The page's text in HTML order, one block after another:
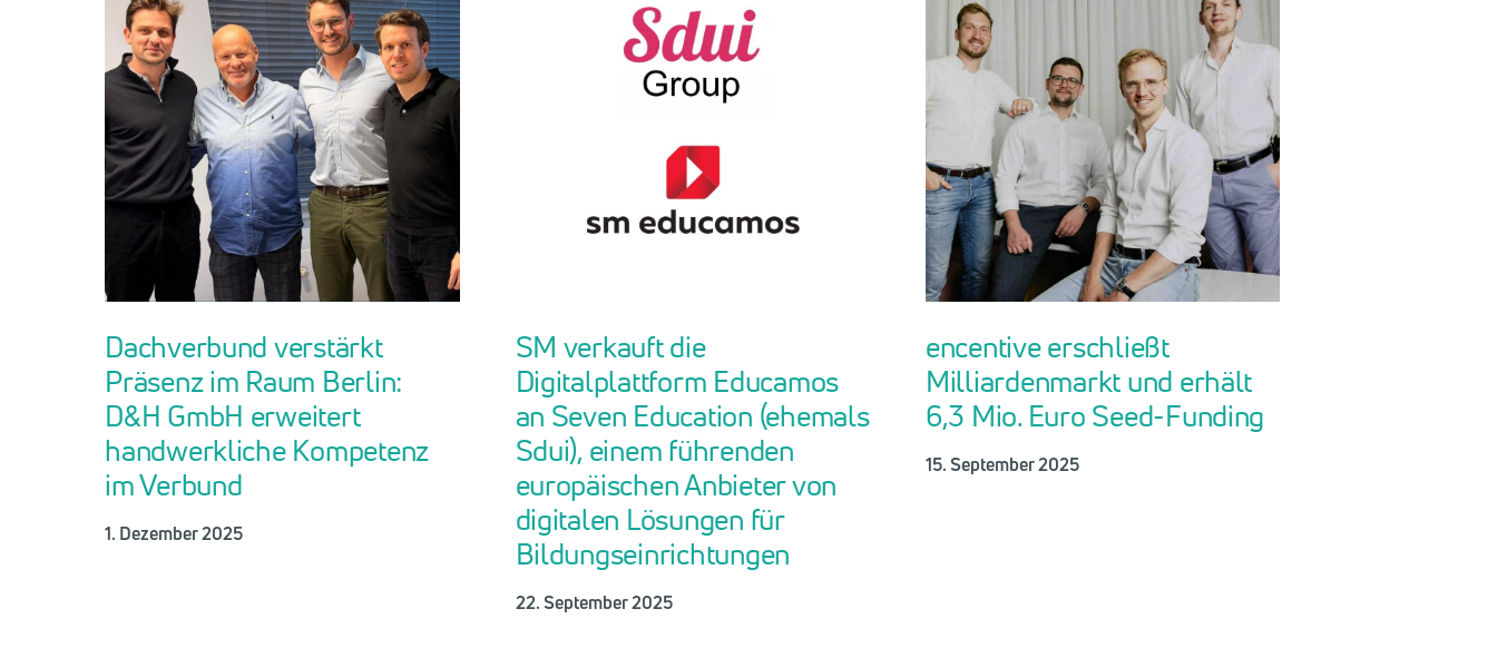
Dachverbund verstärkt
Präsenz im Raum Berlin:
D&H GmbH erweitert
handwerkliche Kompetenz
im Verbund
1. Dezember 2025
SM verkauft die
Digitalplattform Educamos
an Seven Education (ehemals
Sdui), einem führenden
europäischen Anbieter von
digitalen Lösungen für
Bildungseinrichtungen
22. September 2025
encentive erschließt
Milliardenmarkt und erhält
6,3 Mio. Euro Seed-Funding
15. September 2025